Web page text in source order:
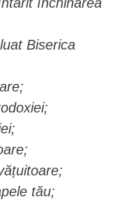
Biserica
tău;